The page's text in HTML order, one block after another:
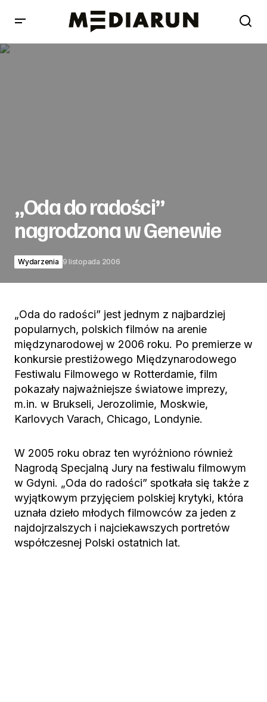
„Oda do radości”
nagrodzona w Genewie
Wydarzenia 9 listopada 2006
„Oda do radości” jest jednym z najbardziej
popularnych, polskich filmów na arenie
międzynarodowej w 2006 roku. Po premierze w
konkursie prestiżowego Międzynarodowego
Festiwalu Filmowego w Rotterdamie, film
pokazały najważniejsze światowe imprezy,
m.in. w Brukseli, Jerozolimie, Moskwie,
Karlovych Varach, Chicago, Londynie.
W 2005 roku obraz ten wyróżniono również
Nagrodą Specjalną Jury na festiwalu filmowym
w Gdyni. „Oda do radości” spotkała się także z
wyjątkowym przyjęciem polskiej krytyki, która
uznała dzieło młodych filmowców za jeden z
najdojrzalszych i najciekawszych portretów
współczesnej Polski ostatnich lat.